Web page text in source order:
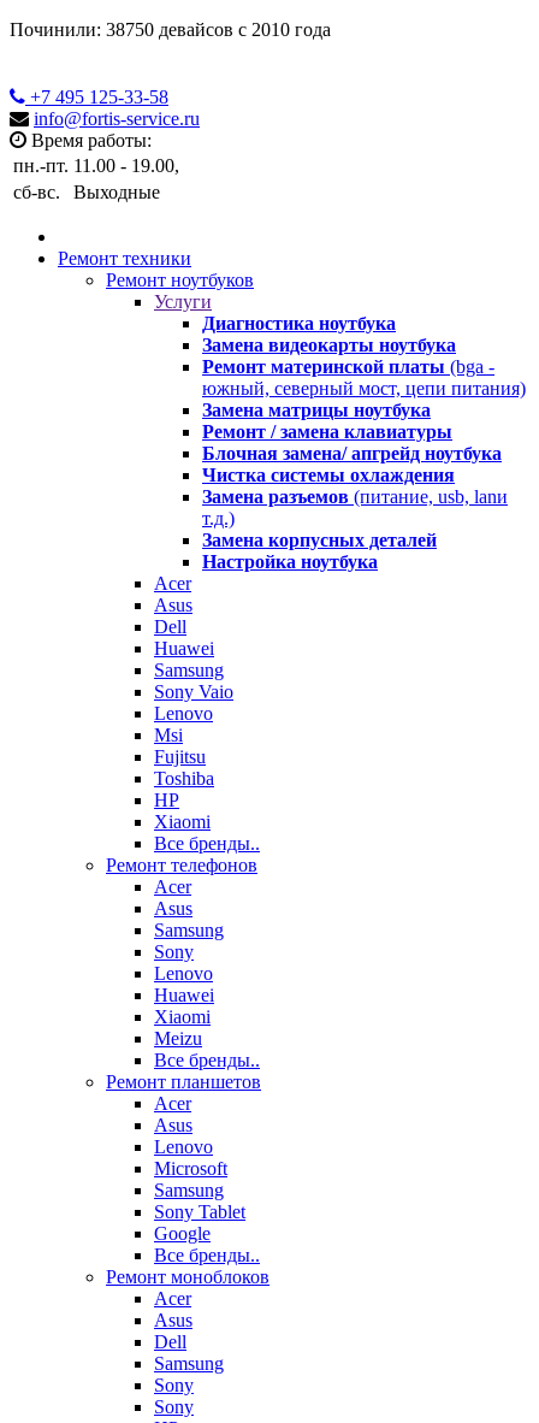
Починили: 38750 девайсов с 2010 года
+7 495 125-33-58
info@fortis-service.ru
Время работы:
пн.-пт. 11.00 - 19.00,
сб-вс.
Выходные
Ремонт техники
Ремонт ноутбуков
Услуги
Диагностика ноутбука
Замена видеокарты ноутбука
Ремонт материнской платы (bga -
южный, северный мост, цепи питания)
Замена матрицы ноутбука
Ремонт / замена клавиатуры
Блочная замена/ апгрейд ноутбука
Чистка системы охлаждения
Замена разъемов (питание, usb, lanи
т.д.)
Замена корпусных деталей
Настройка ноутбука
Acer
Asus
Dell
Huawei
Samsung
Sony Vaio
Lenovo
Msi
Fujitsu
Toshiba
HP
Xiaomi
Все бренды..
Ремонт телефонов
Acer
Asus
Samsung
Sony
Lenovo
Huawei
Xiaomi
Meizu
Все бренды..
Ремонт планшетов
Acer
Asus
Lenovo
Microsoft
Samsung
Sony Tablet
Google
Все бренды..
Ремонт моноблоков
Acer
Asus
Dell
Samsung
Sony
Sony